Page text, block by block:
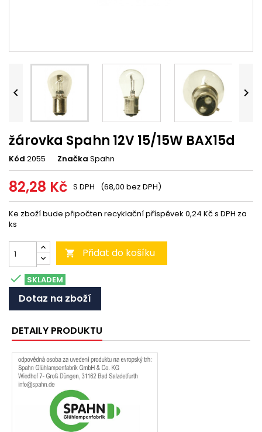
 
žárovka Spahn 12V 15/15W BAX15d
Kód 2055 Značka Spahn
82,28 Kč S DPH (68,00 bez DPH)
Ke zboží bude připočten recyklační příspěvek 0,24 Kč s DPH za
ks
 Přidat do košíku
 SKLADEM
Dotaz na zboží
DETAILY PRODUKTU